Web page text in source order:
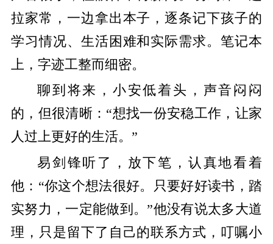
拉家常，一边拿出本子，逐条记下孩子的
学习情况、生活困难和实际需求。笔记本
上，字迹工整而细密。
聊到将来，小安低着头，声音闷闷
的，但很清晰：“想找一份安稳工作，让家
人过上更好的生活。”
易剑锋听了，放下笔，认真地看着
他：“你这个想法很好。只要好好读书，踏
实努力，一定能做到。”他没有说太多大道
理，只是留下了自己的联系方式，叮嘱小